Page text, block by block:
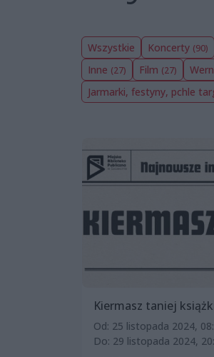
Wszystkie Koncerty (90)
Inne (27) Film (27)
Jarmarki, festyny, pchle
Kiermasz taniej
Od: 25 listopada 2024,
Do: 29 listopada 2024,